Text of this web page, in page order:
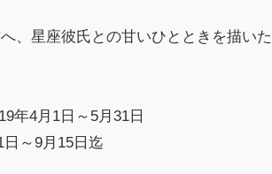
、星座彼氏との甘いひとときを描い
年4月1日～5月31日
～9月15日迄